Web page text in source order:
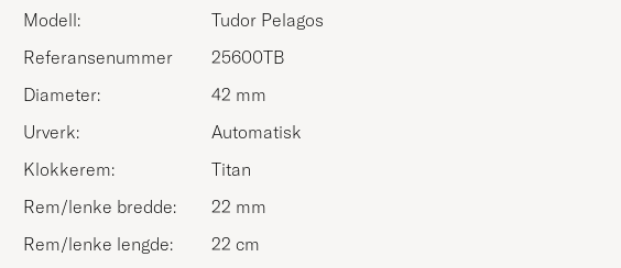
Modell:
Tudor Pelagos
Referansenummer
25600TB
Diameter:
42 mm
Urverk:
Automatisk
Klokkerem:
Titan
Rem/lenke bredde:
22 mm
Rem/lenke lengde:
22 cm